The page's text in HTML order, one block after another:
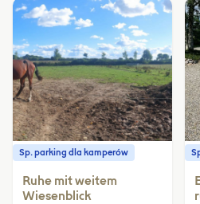
Sp. parking dla kamperów
Ruhe mit weitem
Wiesenblick